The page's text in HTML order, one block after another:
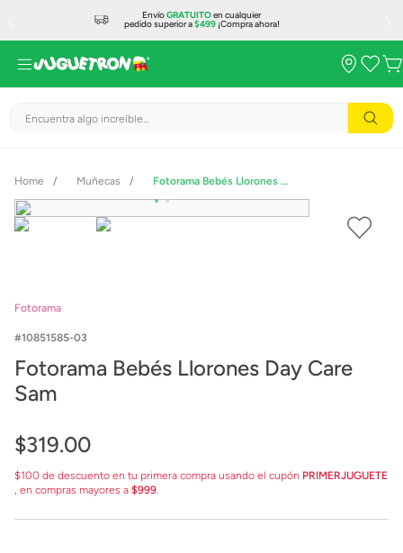
EnvíoGRATUITOen cualquier
pedido superior a$499¡Compra ahora!
Encuentra algo increíble...
Muñecas Fotorama Bebés Llorones Day Care Sam
Fotorama
10851585-03
Fotorama Bebés Llorones Day Care
Sam
$319.00
$100 de descuento en tu primera compra usando el cupón PRIMERJUGUETE
, en compras mayores a $999.